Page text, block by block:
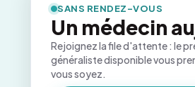
SANS RENDEZ-VOUS
Un médecin
Rejoignez la file d'attente : le
généraliste disponible vous
vous soyez.